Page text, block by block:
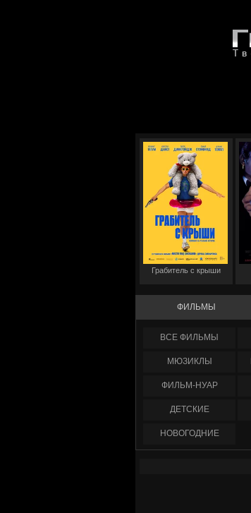
Грабитель с крыши
ФИЛЬМЫ
ФИЛЬМЫ
МЮЗИКЛЫ
ФИЛЬМ-НУАР
ДЕТСКИЕ
НОВОГОДНИЕ